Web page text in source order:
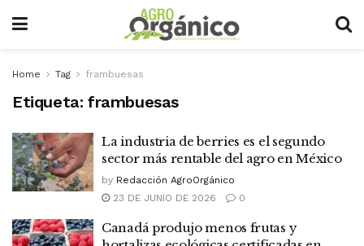
Home Tag frambuesas
Etiqueta: frambuesas
La industria de berries es el segundo
sector más rentable del agro en México
by Redacción AgroOrgánico
23 DE JUNIO DE 2026
0
Canadá produjo menos frutas y